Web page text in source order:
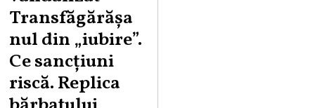
7
,
Transfăgărășa
nul din „iubire”.
Ce sancțiuni
riscă. Replica